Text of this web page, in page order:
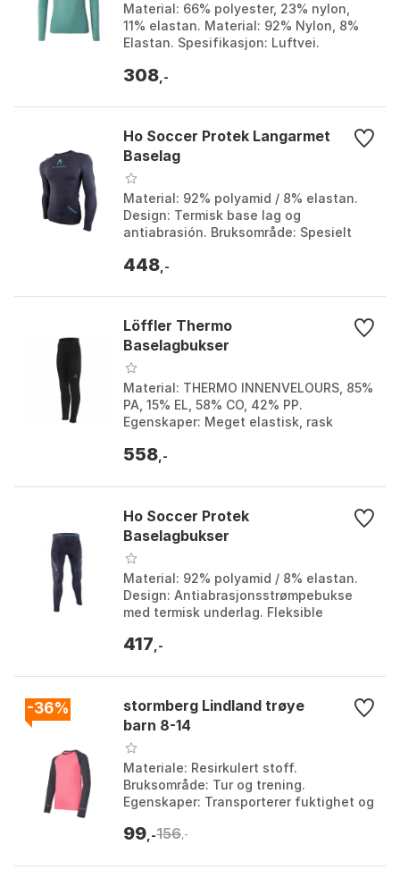
Material: 66% polyester, 23% nylon,
11% elastan. Material: 92% Nylon, 8%
Elastan. Spesifikasjon: Luftvei.
/ grey, Canto...
308 ,-
Ho Soccer Protek Langarmet
Baselag
Material: 92% polyamid / 8% elastan.
Design: Termisk base lag og
antiabrasión. Bruksområde: Spesielt
Innebygd silikon for perfe...
448 ,-
Löffler Thermo
Baselagbukser
Material: THERMO INNENVELOURS, 85%
PA, 15% EL, 58% CO, 42% PP.
Egenskaper: Meget elastisk, rask
knelområdet. Tilbehør:...
558 ,-
Ho Soccer Protek
Baselagbukser
Material: 92% polyamid / 8% elastan.
Design: Antiabrasjonsstrømpebukse
med termisk underlag. Fleksible
Black 1, Black 2...
417 ,-
-36%
stormberg Lindland trøye
barn 8-14
Materiale: Resirkulert stoff.
Bruksområde: Tur og trening.
Egenskaper: Transporterer fuktighet og
Farge: Farge 1, Farge 2, F...
99 ,-156,-